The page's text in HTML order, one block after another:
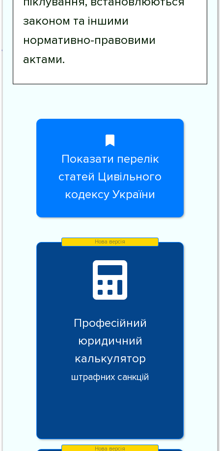
законом та іншими
нормативно-правовими
актами.
Показати перелік
статей Цивільного
кодексу України
Професійний
юридичний
калькулятор
штрафних санкцій